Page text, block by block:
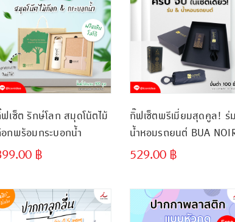
เซ็ต รักษ์โลก สมุดโน้ตไม้
กพร้อมกระบอกน้ำ
฿
กิ๊ฟเซ็ตพรีเมี่ยมสุดคูล! ร่
น้ำหอมรถยนต์ BUA
529.00 ฿